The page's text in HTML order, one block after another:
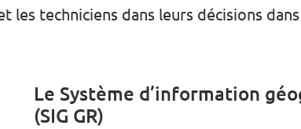
les techniciens dans leurs décisions
Le Système d’information
(SIG GR)